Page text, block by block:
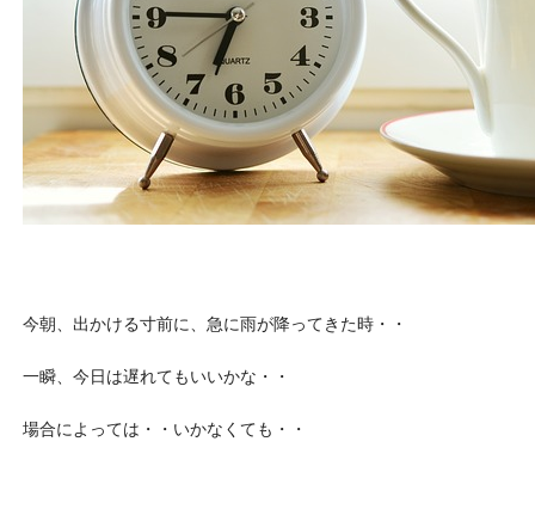
今朝、出かける寸前に、急に雨が降ってきた時・・
一瞬、今日は遅れてもいいかな・・
場合によっては・・いかなくても・・